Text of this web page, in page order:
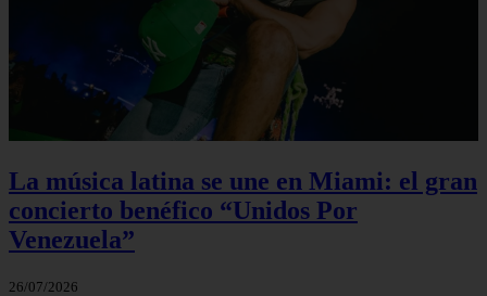
La música latina se une en Miami: el gran
concierto benéfico “Unidos Por
Venezuela”
26/07/2026